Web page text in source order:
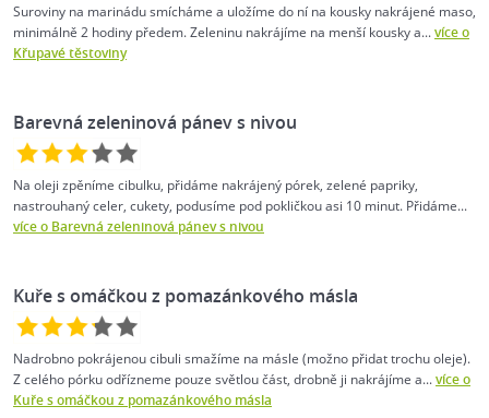
Suroviny na marinádu smícháme a uložíme do ní na kousky nakrájené maso,
minimálně 2 hodiny předem. Zeleninu nakrájíme na menší kousky a...více o
Křupavé těstoviny
Barevná zeleninová pánev s nivou
Na oleji zpěníme cibulku, přidáme nakrájený pórek, zelené papriky,
nastrouhaný celer, cukety, podusíme pod pokličkou asi 10 minut. Přidáme...
více o Barevná zeleninová pánev s nivou
Kuře s omáčkou z pomazánkového másla
Nadrobno pokrájenou cibuli smažíme na másle (možno přidat trochu oleje).
Z celého pórku odřízneme pouze světlou část, drobně ji nakrájíme a...více o
Kuře s omáčkou z pomazánkového másla